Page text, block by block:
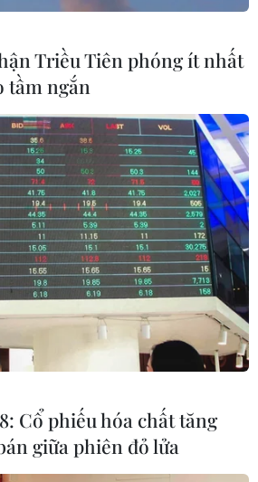
định, điều quan trọng là
hai bên phải làm việc để giải
biệt, tạo ra các chuỗi giá trị
hơn, dỡ bỏ các rào cản phi
bên, đảm bảo tính nghiêm
xuất xứ và mở cửa thị trường
mại.
cuộc họp Hội đồng Kinh
Độ là một diễn đàn tốt để thảo
tâm và các phương pháp
tưởng và làm nổi bật các vấn
ý, hiện hai bên vẫn chưa thể
định thương mại tự do
Thương mại hai chiều chỉ
2010 lên 77 tỷ USD trong
Triều Tiên phóng ít nhất
tầm ngắn
Cổ phiếu hóa chất tăng
giữa phiên đỏ lửa